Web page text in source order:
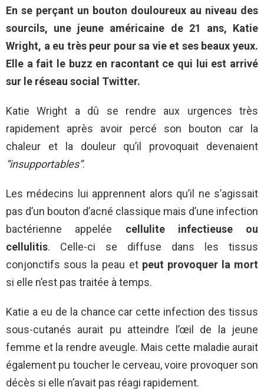
En se perçant un bouton douloureux au niveau des
sourcils, une jeune américaine de 21 ans, Katie
Wright, a eu très peur pour sa vie et ses beaux yeux.
Elle a fait le buzz en racontant ce qui lui est arrivé
sur le réseau social Twitter.
Katie Wright a dû se rendre aux urgences très
rapidement après avoir percé son bouton car la
chaleur et la douleur qu’il provoquait devenaient
“insupportables”.
Les médecins lui apprennent alors qu’il ne s’agissait
pas d’un bouton d’acné classique mais d’une infection
bactérienne appelée cellulite infectieuse ou
cellulitis. Celle-ci se diffuse dans les tissus
conjonctifs sous la peau et peut provoquer la mort
si elle n’est pas traitée à temps.
Katie a eu de la chance car cette infection des tissus
sous-cutanés aurait pu atteindre l’œil de la jeune
femme et la rendre aveugle. Mais cette maladie aurait
également pu toucher le cerveau, voire provoquer son
décès si elle n’avait pas réagi rapidement.